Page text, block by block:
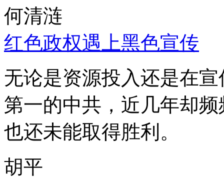
何清涟
红色政权遇上黑色宣传
无论是资源投入还是在
第一的中共，近几年却
也还未能取得胜利。
胡平